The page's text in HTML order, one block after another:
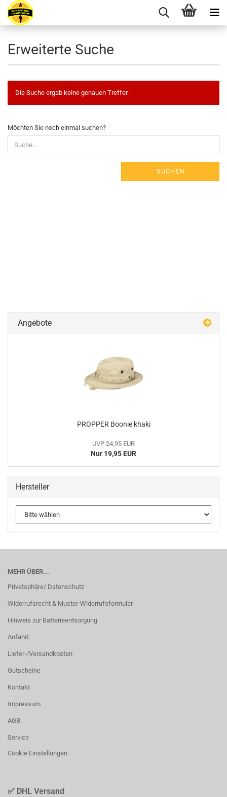
Erweiterte Suche
Die Suche ergab keine genauen Treffer.
MÖCHTEN
SIE
NOCH
EINMAL
Möchten Sie noch einmal suchen?
SUCHEN
Angebote
PROPPER Boonie khaki
UVP 24,95 EUR
Nur 19,95 EUR
Hersteller
MEHR ÜBER...
Privatsphäre/ Datenschutz
Widerrufsrecht & Muster-Widerrufsformular
Hinweis zur Batterieentsorgung
Anfahrt
Liefer-/Versandkosten
Gutscheine
Kontakt
Impressum
AGB
Service
Cookie Einstellungen
✅ DHL Versand